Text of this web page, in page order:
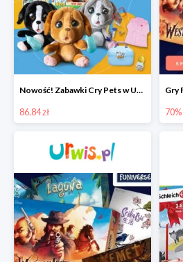
Nowość! Zabawki Cry Pets w Urwis.pl w super cenach
86.84 zł 70%